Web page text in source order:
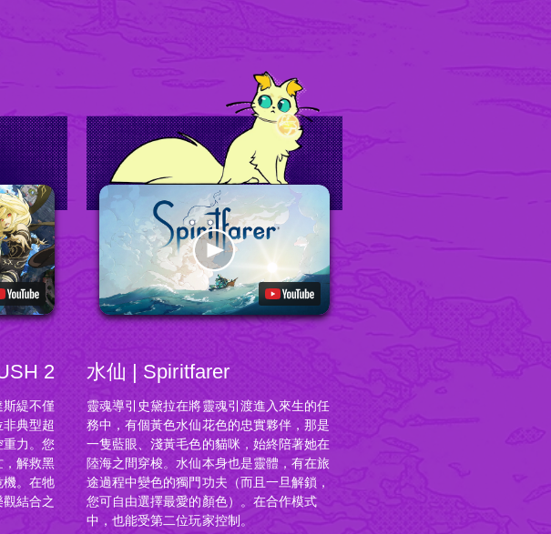
2
斯緹不僅
典型超
重力。您
，解救黑
機。在牠
結合之
水仙 | Spiritfarer
靈魂導引史黛拉在將靈魂引渡進入來生的任
務中，有個黃色水仙花色的忠實夥伴，那是
一隻藍眼、淺黃毛色的貓咪，始終陪著她在
陸海之間穿梭。水仙本身也是靈體，有在旅
途過程中變色的獨門功夫（而且一旦解鎖，
您可自由選擇最愛的顏色）。在合作模式
中，也能受第二位玩家控制。